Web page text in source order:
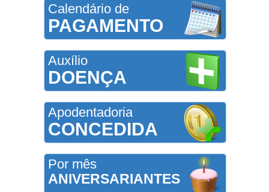
Calendário de
PAGAMENTO
Auxílio
DOENÇA
Apodentadoria
CONCEDIDA
Por mês
ANIVERSARIANTES